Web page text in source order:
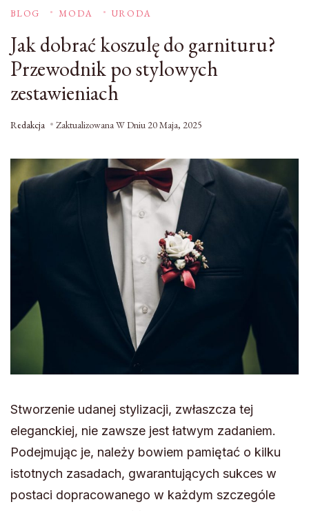
BLOG MODA URODA
Jak dobrać koszulę do garnituru?
Przewodnik po stylowych
zestawieniach
Redakcja Zaktualizowana W Dniu 20 Maja, 2025
Stworzenie udanej stylizacji, zwłaszcza tej
eleganckiej, nie zawsze jest łatwym zadaniem.
Podejmując je, należy bowiem pamiętać o kilku
istotnych zasadach, gwarantujących sukces w
postaci dopracowanego w każdym szczególe